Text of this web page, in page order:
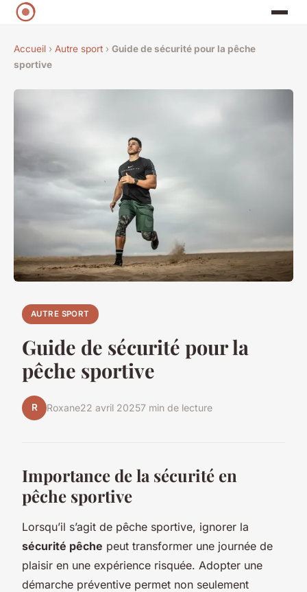
Accueil › Autre sport › Guide de sécurité pour la pêche
sportive
AUTRE SPORT
Guide de sécurité pour la
pêche sportive
R Roxane22 avril 20257 min de lecture
Importance de la sécurité en
pêche sportive
Lorsqu’il s’agit de pêche sportive, ignorer la
sécurité pêche peut transformer une journée de
plaisir en une expérience risquée. Adopter une
démarche préventive permet non seulement